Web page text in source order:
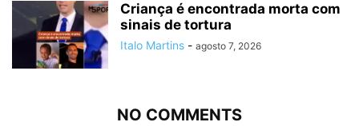
Criança é encontrada morta com
sinais de tortura
Italo Martins - agosto 7, 2026
NO COMMENTS